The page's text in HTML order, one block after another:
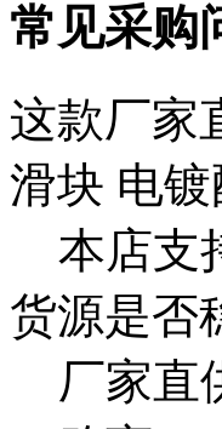
常见采购
这款厂家
滑块 电
本店支
货源是否
厂家直